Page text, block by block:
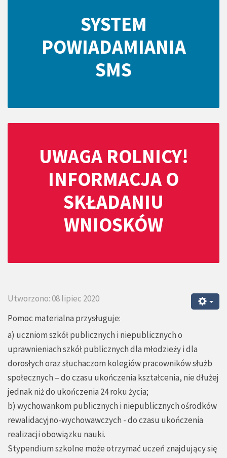
SYSTEM
POWIADAMIANIA
SMS
UWAGA ROLNICY!
INFORMACJA O
SKŁADANIU
WNIOSKÓW
Utworzono: 08 lipiec 2020
Pomoc materialna przysługuje:
a) uczniom szkół publicznych i niepublicznych o
uprawnieniach szkół publicznych dla młodzieży i dla
dorosłych oraz słuchaczom kolegiów pracowników służb
społecznych – do czasu ukończenia kształcenia, nie dłużej
jednak niż do ukończenia 24 roku życia;
b) wychowankom publicznych i niepublicznych ośrodków
rewalidacyjno-wychowawczych - do czasu ukończenia
realizacji obowiązku nauki.
Stypendium szkolne może otrzymać uczeń znajdujący się